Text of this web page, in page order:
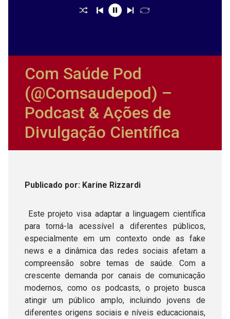
Com Saúde Pod
(@Comsaudepod) –
Podcast & Ações de
Divulgação Científica
Publicado por: Karine Rizzardi
Este projeto visa adaptar a linguagem científica
para torná-la acessível a diferentes públicos,
especialmente em um contexto onde as fake
news e a dinâmica das redes sociais afetam a
compreensão sobre temas de saúde. Com a
crescente demanda por canais de comunicação
modernos, como os podcasts, o projeto busca
atingir um público amplo, incluindo jovens de
diferentes origens sociais e níveis educacionais,